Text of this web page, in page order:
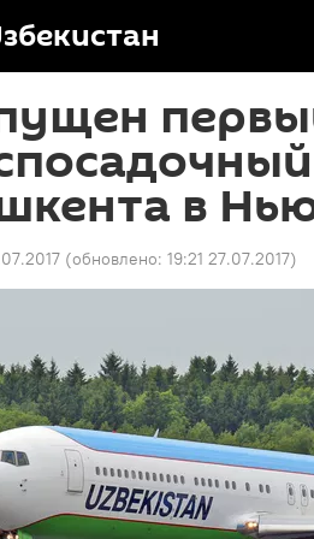
в
(обновлено: 19:21 27.07.2017)